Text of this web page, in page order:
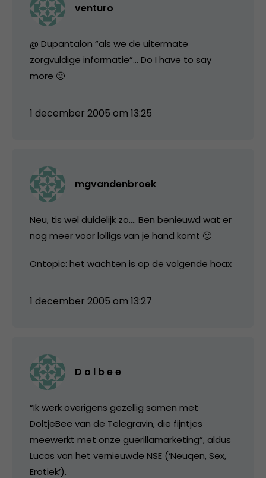
venturo
@ Dupantalon “als we de uitermate
zorgvuldige informatie”… Do I have to say
more 🙂
1 december 2005 om 13:25
mgvandenbroek
Neu, tis wel duidelijk zo…. Ben benieuwd wat er
nog meer voor lolligs van je hand komt 🙂
Ontopic: het wachten is op de volgende hoax
1 december 2005 om 13:27
D o l b e e
“Ik werk overigens gezellig samen met
DoltjeBee van de Telegravin, die fijntjes
meewerkt met onze guerillamarketing”, aldus
Lucas van het vernieuwde NSE (‘Neuqen, Sex,
Erotiek’).